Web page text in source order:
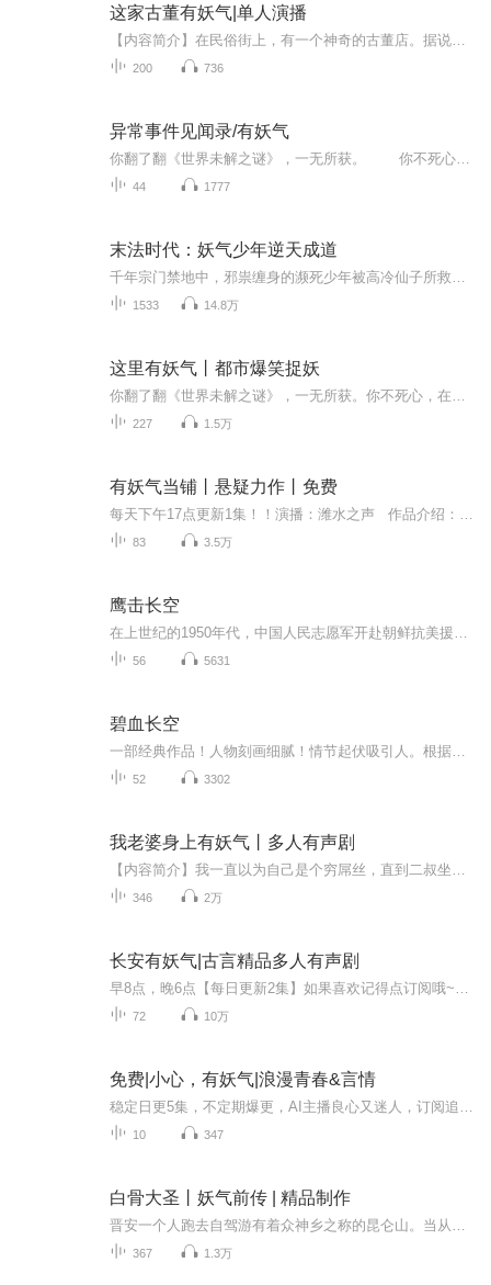
这家古董有妖气|单人演播
200 736
异常事件见闻录/有妖气
44 1777
末法时代：妖气少年逆天成道
1533 14.8万
这里有妖气丨都市爆笑捉妖
227 1.5万
有妖气当铺丨悬疑力作丨免费
83 3.5万
鹰击长空
56 5631
碧血长空
52 3302
我老婆身上有妖气丨多人有声剧
346 2万
长安有妖气|古言精品多人有声剧
72 10万
免费|小心，有妖气|浪漫青春&言情
10 347
白骨大圣丨妖气前传 | 精品制作
367 1.3万